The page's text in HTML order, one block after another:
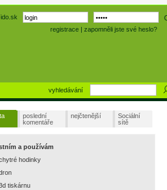
registrace | zapomněli jste své heslo?
vyhledávání
poslední
komentáře
nejčtenější
Sociální
sítě
a používám
hodinky
tiskárnu